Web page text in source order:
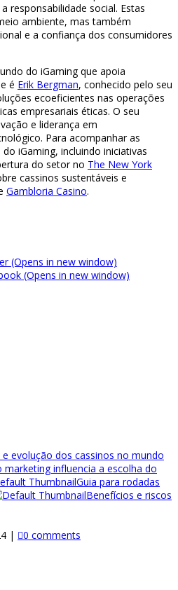
responsabilidade social. Estas
ambiente, mas também
e a confiança dos consumidores
do iGaming que apoia
é Erik Bergman, conhecido pelo seu
ecoeficientes nas operações
empresariais éticas. O seu
e liderança em
Para acompanhar as
iGaming, incluindo iniciativas
do setor no The New York
cassinos sustentáveis e
Gambloria Casino.
(Opens in new window)
(Opens in new window)
e evolução dos cassinos no mundo
marketing influencia a escolha do
Guia para rodadas
Benefícios e riscos
| 0 comments